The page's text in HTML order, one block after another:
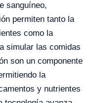
sanguíneo,
permiten tanto la
como la
simular las comidas
son un componente
la
y nutrientes